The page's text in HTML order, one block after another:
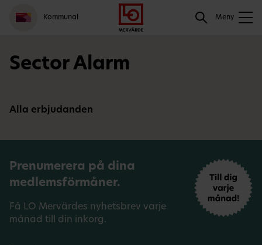
Gå
till
meny
Logga
in
Hoppa
till
innehåll
Kommunal Meny
Sök
Sector Alarm
Alla erbjudanden
Prenumerera på dina
medlemsförmåner.
Få LO Mervärdes nyhetsbrev varje
månad till din inkorg.